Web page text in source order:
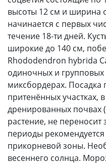
высоты 12 см и ширина
начинается с первых
течение 18-ти дней.
широкие до 140 см,
Rhododendron hybrida
одиночных и
миксбордерах. Посадка
притенённых участках,
дренированных почвах
растение, не переносит
периоды
прикорневой зоны.
весеннего солнца.